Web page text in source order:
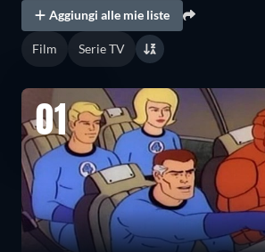
Aggiungi alle mie liste
Film Serie TV
01